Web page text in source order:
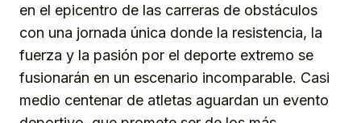
en el epicentro de las carreras de obstáculos
con una jornada única donde la resistencia, la
fuerza y la pasión por el deporte extremo se
fusionarán en un escenario incomparable. Casi
medio centenar de atletas aguardan un evento